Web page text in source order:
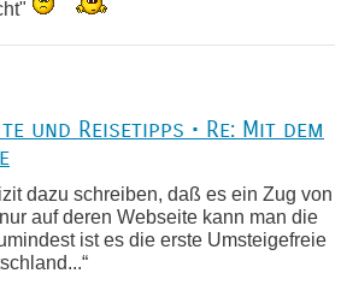
und Reisetipps • Re: Mit dem
dazu schreiben, daß es ein Zug von
auf deren Webseite kann man die
ist es die erste Umsteigefreie